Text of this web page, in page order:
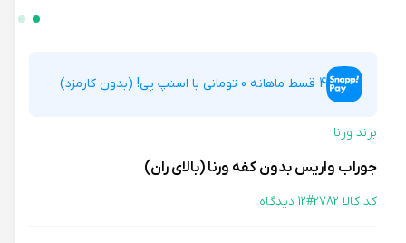
4 قسط ماهانه 0 تومانی با اسنپ پی! (بدون کارمزد)
برند ورنا
جوراب واریس بدون کفه ورنا (بالای ران)
کد کالا 2782# 12 دیدگاه